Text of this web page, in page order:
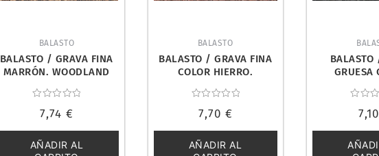
BALASTO
BALASTO / GRAVA FINA
MARRÓN. WOODLAND
con
de
5
7,74 €
AÑADIR AL
BALASTO
BALASTO / GRAVA FINA
COLOR HIERRO.
con
de
5
7,70 €
AÑADIR AL
BALASTO
GRUESA
con
de
5
7,10